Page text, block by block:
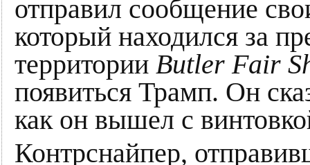
отправил сообщение
который находился за
территории Butler Fair
появиться Трамп. Он
как он вышел с
Контрснайпер,